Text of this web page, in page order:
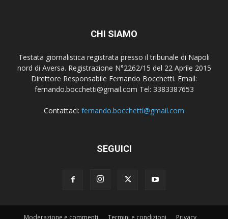
CHI SIAMO
Testata giornalistica registrata presso il tribunale di Napoli
nord di Aversa. Registrazione N°2262/15 del 22 Aprile 2015
Direttore Responsabile Fernando Bocchetti. Email:
fernando.bocchetti@gmail.com Tel: 3383387653
Contattaci: fernando.bocchetti@gmail.com
SEGUICI
Moderazione e commenti Termini e condizioni Privacy